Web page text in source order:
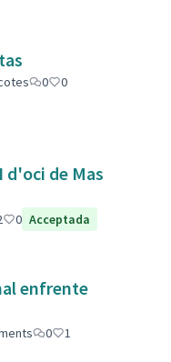
0
0
d'oci de Mas
0 Acceptada
enfrente
0
1